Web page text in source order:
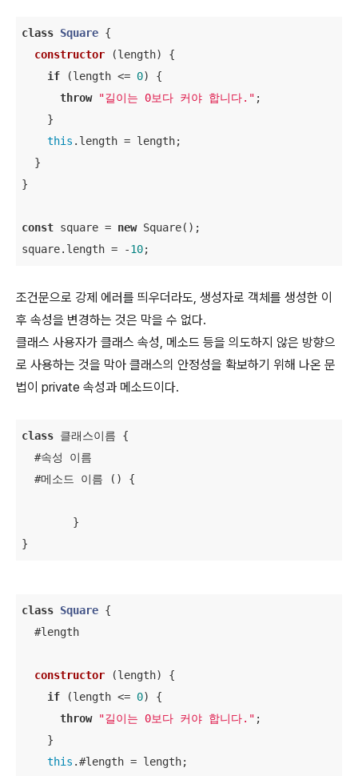
class Square {
constructor (length) {
if (length <= 0) {
throw
"길이는 0보다 커야 합니다." ;
    }
this .length = length;
  }
}
const square = new Square();
square.length = -10;
조건문으로 강제 에러를 띄우더라도, 생성자로 객체를 생성한 이
후 속성을 변경하는 것은 막을 수 없다.
클래스 사용자가 클래스 속성, 메소드 등을 의도하지 않은 방향으
로 사용하는 것을 막아 클래스의 안정성을 확보하기 위해 나온 문
법이 private 속성과 메소드이다.
class 클래스이름 {
  #속성 이름
  #메소드 이름 () {
}
class Square {
  #length
constructor (length) {
if (length <= 0) {
throw
"길이는 0보다 커야 합니다." ;
    }
this .#length = length;